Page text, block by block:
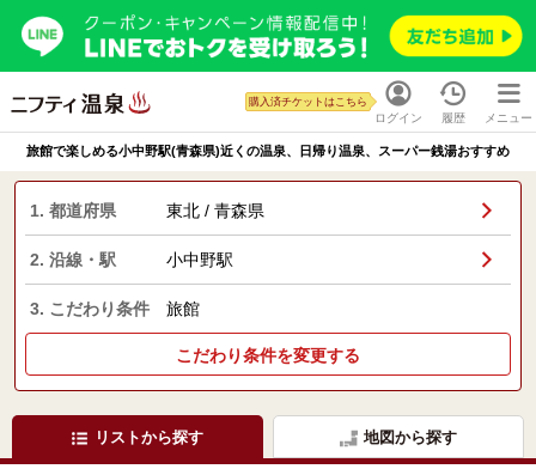
ログイン
購入済チケットはこちら
履歴 メニュー
旅館で楽しめる小中野駅(青森県)近くの温泉、日帰り温泉、スーパー銭湯おすすめ
1. 都道府県 東北 / 青森県
2. 沿線・駅 小中野駅
3. こだわり条件 旅館
こだわり条件を変更する
リストから探す 地図から探す